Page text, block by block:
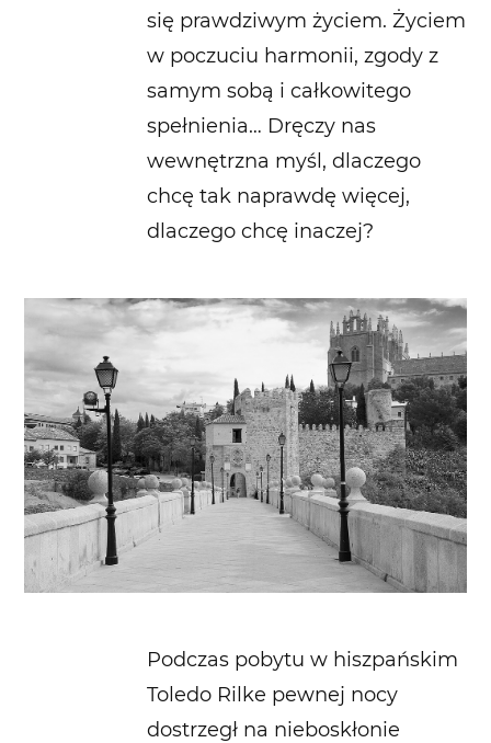
się prawdziwym życiem. Życiem
w poczuciu harmonii, zgody z
samym sobą i całkowitego
spełnienia… Dręczy nas
wewnętrzna myśl, dlaczego
chcę tak naprawdę więcej,
dlaczego chcę inaczej?
Podczas pobytu w hiszpańskim
Toledo Rilke pewnej nocy
dostrzegł na nieboskłonie